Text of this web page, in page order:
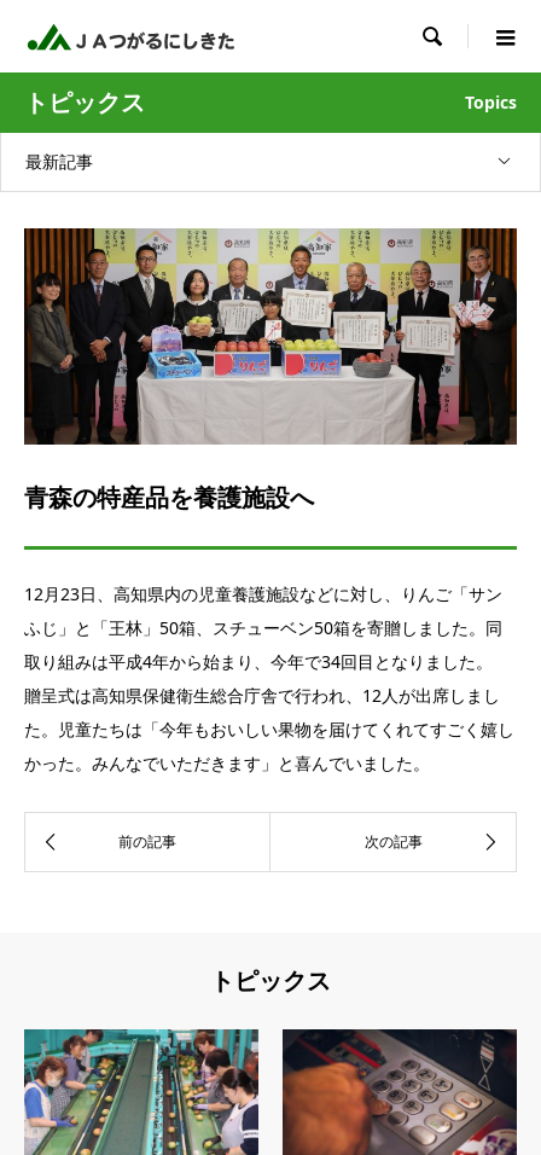

トピックス Topics
最新記事
青森の特産品を養護施設へ
12月23日、高知県内の児童養護施設などに対し、りんご「サン
ふじ」と「王林」50箱、スチューベン50箱を寄贈しました。同
取り組みは平成4年から始まり、今年で34回目となりました。
贈呈式は高知県保健衛生総合庁舎で行われ、12人が出席しまし
た。児童たちは「今年もおいしい果物を届けてくれてすごく嬉し
かった。みんなでいただきます」と喜んでいました。
トピックス